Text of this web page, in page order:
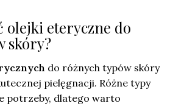
olejki eteryczne do
skóry?
do różnych typów skóry
pielęgnacji. Różne typy
potrzeby, dlatego warto